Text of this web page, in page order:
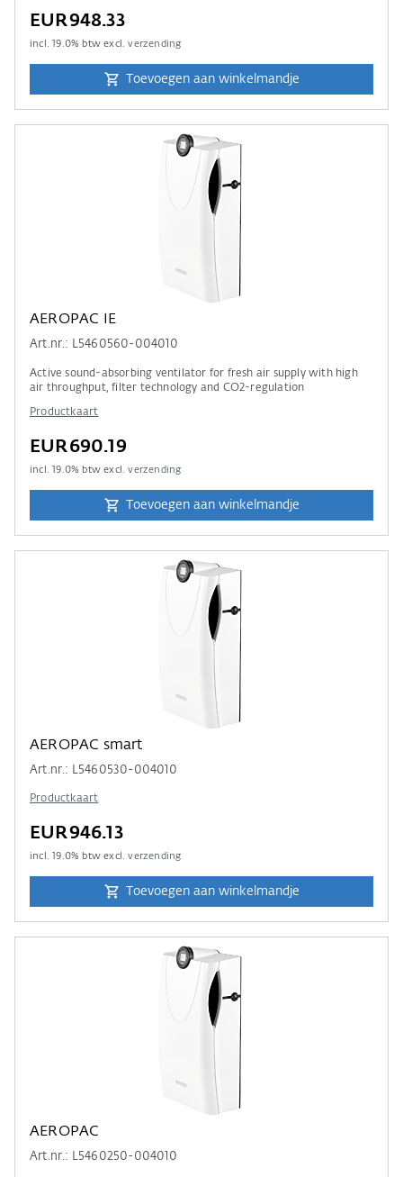
EUR948.33
incl.19.0% btw excl.verzending
Toevoegen aan winkelmandje
AEROPAC IE
Art.nr.: L5460560-004010
Active sound-absorbing ventilator for fresh air supply with high
air throughput, filter technology and CO2-regulation
Productkaart
EUR690.19
incl.19.0% btw excl.verzending
Toevoegen aan winkelmandje
AEROPAC smart
Art.nr.: L5460530-004010
Productkaart
EUR946.13
incl.19.0% btw excl.verzending
Toevoegen aan winkelmandje
AEROPAC
Art.nr.: L5460250-004010